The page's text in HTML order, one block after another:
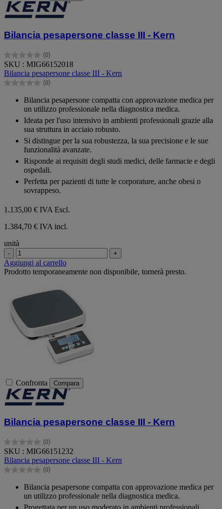
Bilancia pesapersone classe III - Kern
(0)
0.0
su
5
stelle.
SKU : MIG66152018
Bilancia pesapersone classe III - Kern
(0)
0.0
Bilancia pesapersone compatta con approvazione medica per
un utilizzo professionale nella diagnostica medica.
Ideata per l'uso intensivo in ambienti professionali grazie alla
sua struttura in acciaio robusto.
Si distingue per la sua robustezza, la sua precisione e le sue
funzionalità avanzate.
Risponde ai requisiti degli studi medici, delle farmacie e degli
ospedali.
Perfetta per pazienti di tutte le corporature, anche obesi o
sovrappeso.
1.135,00 € IVA Escl.
1.384,70 € IVA incl.
unità
- +
Aggiungi al carrello
Prodotto temporaneamente non disponibile, tornerà presto.
Confronta Compara
Bilancia pesapersone classe III - Kern
(0)
0.0
su
5
stelle.
SKU : MIG66151232
Bilancia pesapersone classe III - Kern
(0)
0.0
Bilancia pesapersone compatta con approvazione medica per
un utilizzo professionale nella diagnostica medica.
Progettata per un uso moderato in ambienti professionali.